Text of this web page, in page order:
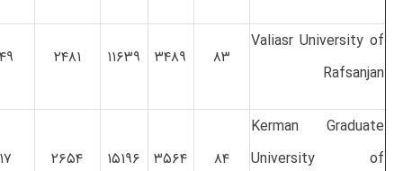
Valiasr University of
Rafsanjan
۸۳ ۳۴۸۹ ۱۱۶۳۹ ۲۴۸۱
Kerman Graduate
University of
۸۴ ۳۵۶۴ ۱۵۱۹۶ ۲۶۵۴